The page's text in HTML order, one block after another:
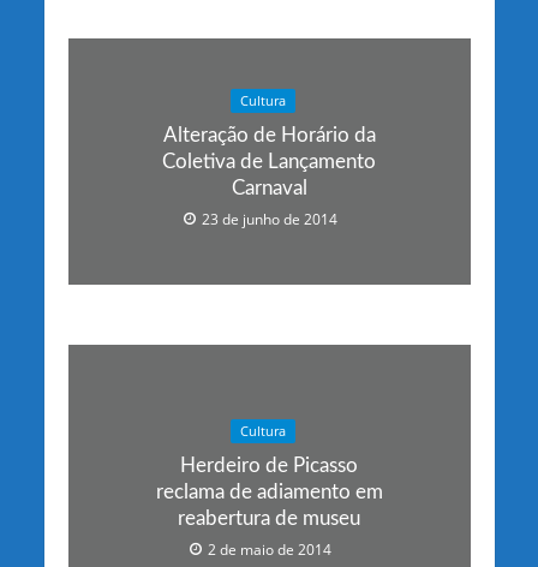
Cultura
Alteração de Horário da
Coletiva de Lançamento
Carnaval
23 de junho de 2014
Cultura
Herdeiro de Picasso
reclama de adiamento em
reabertura de museu
2 de maio de 2014